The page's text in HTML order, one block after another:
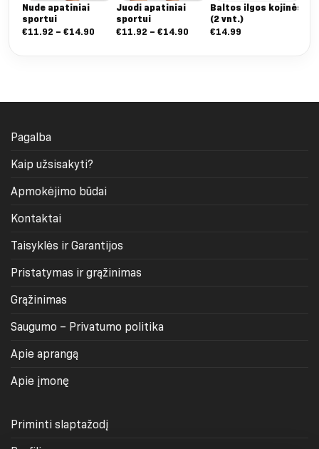
Nude apatiniai
sportui
€11.92 – €14.90
Juodi apatiniai
sportui
€11.92 – €14.90
Baltos ilgos kojinės
(2 vnt.)
€14.99
Pagalba
Kaip užsisakyti?
Apmokėjimo būdai
Kontaktai
Taisyklės ir Garantijos
Pristatymas ir grąžinimas
Grąžinimas
Saugumo – Privatumo politika
Apie aprangą
Apie įmonę
Priminti slaptažodį